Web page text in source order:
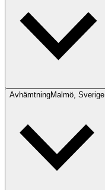
AvhämtningMalmö, Sverige